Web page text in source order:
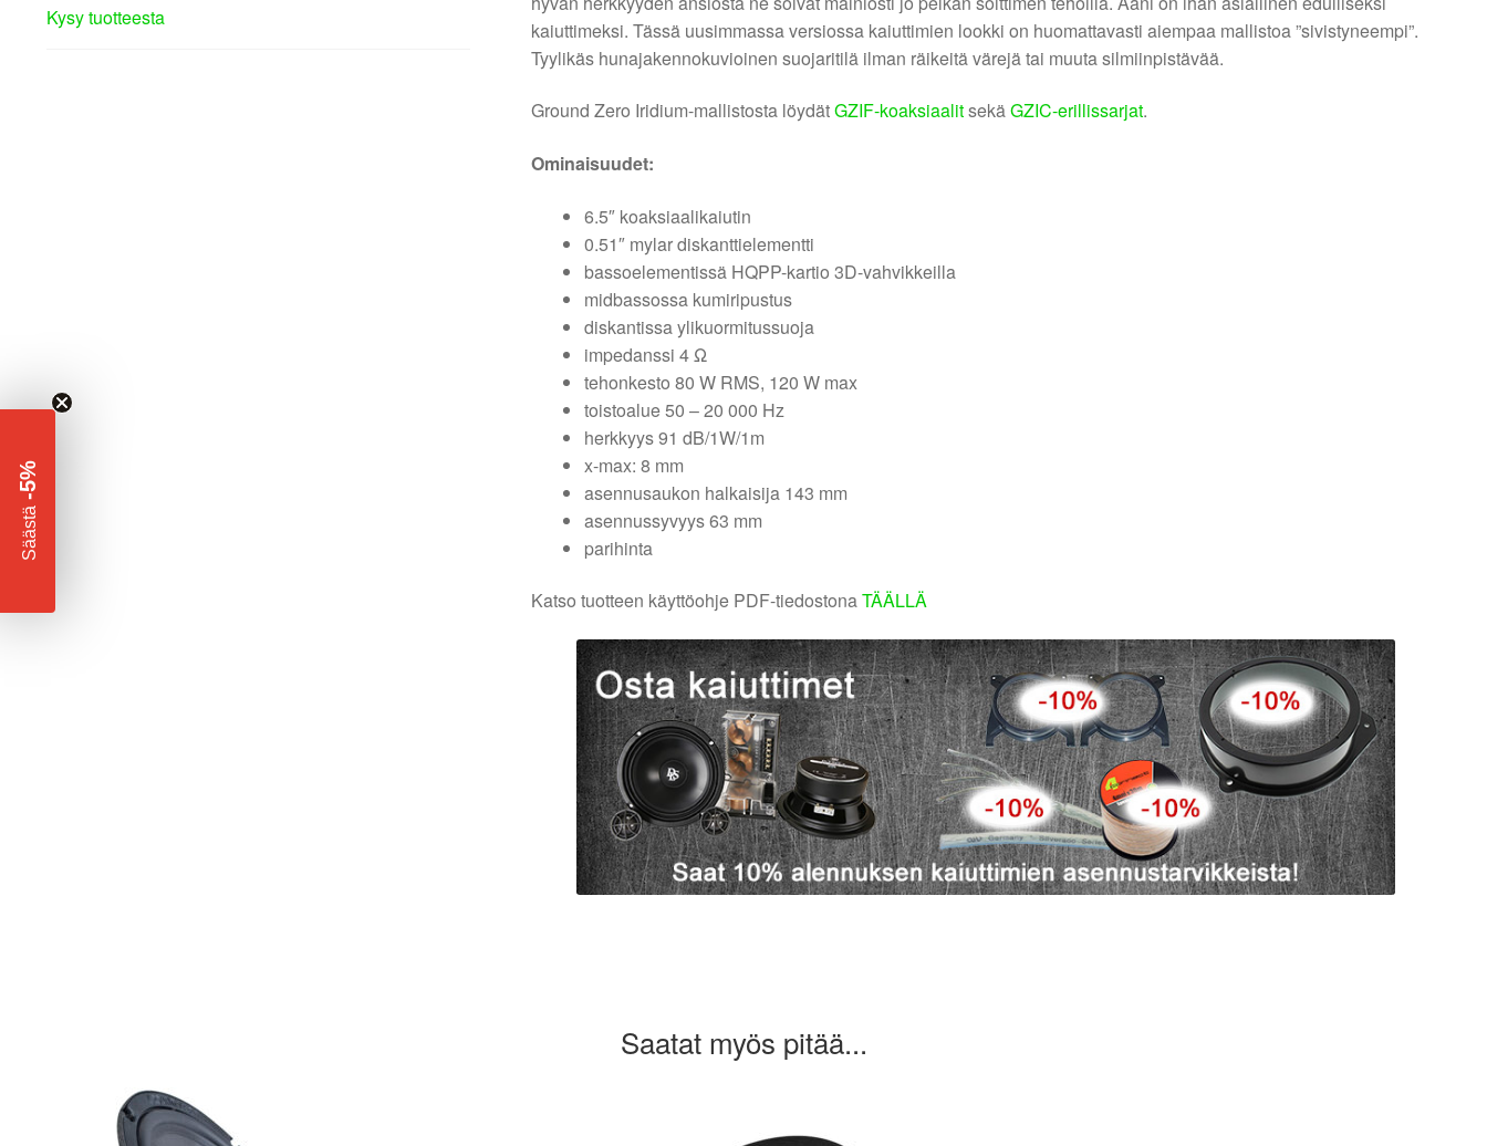
Kysy tuotteesta
kaiuttimeksi. Tässä uusimmassa versiossa kaiuttimien lookki on huomattavasti aiempaa mallistoa ”sivistyneempi”.
Tyylikäs hunajakennokuvioinen suojaritilä ilman räikeitä värejä tai muuta silmiinpistävää.
Ground Zero Iridium-mallistosta löydätGZIF-koaksiaalitsekäGZIC-erillissarjat.
Ominaisuudet:
6.5″ koaksiaalikaiutin
0.51″ mylar diskanttielementti
bassoelementissä HQPP-kartio 3D-vahvikkeilla
midbassossa kumiripustus
diskantissa ylikuormitussuoja
impedanssi 4 Ω
tehonkesto 80 W RMS, 120 W max
toistoalue 50 – 20 000 Hz
herkkyys 91 dB/1W/1m
x-max: 8 mm
asennusaukon halkaisija 143 mm
asennussyvyys 63 mm
parihinta
Katso tuotteen käyttöohje PDF-tiedostonaTÄÄLLÄ
Saatat myös pitää...
Säästä
-5%